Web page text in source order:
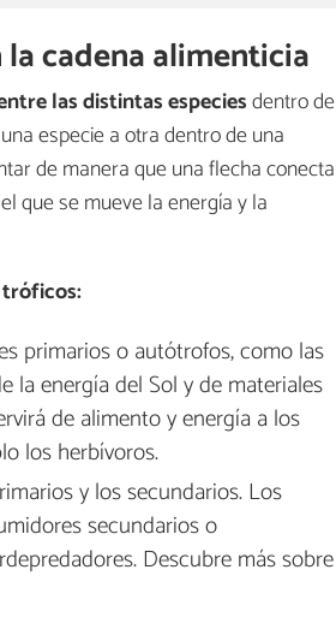
cadena alimenticia
las distintas especiesdentro de
especie a otra dentro de una
de manera que una flecha conecta
que se mueve la energía y la
primarios o autótrofos, como las
la energía del Sol y de materiales
de alimento y energía a los
los herbívoros.
y los secundarios. Los
secundarios o
Descubre más sobre